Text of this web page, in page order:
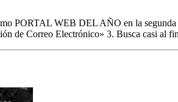
PORTAL WEB DEL AÑO en la segunda
de Correo Electrónico» 3. Busca casi al